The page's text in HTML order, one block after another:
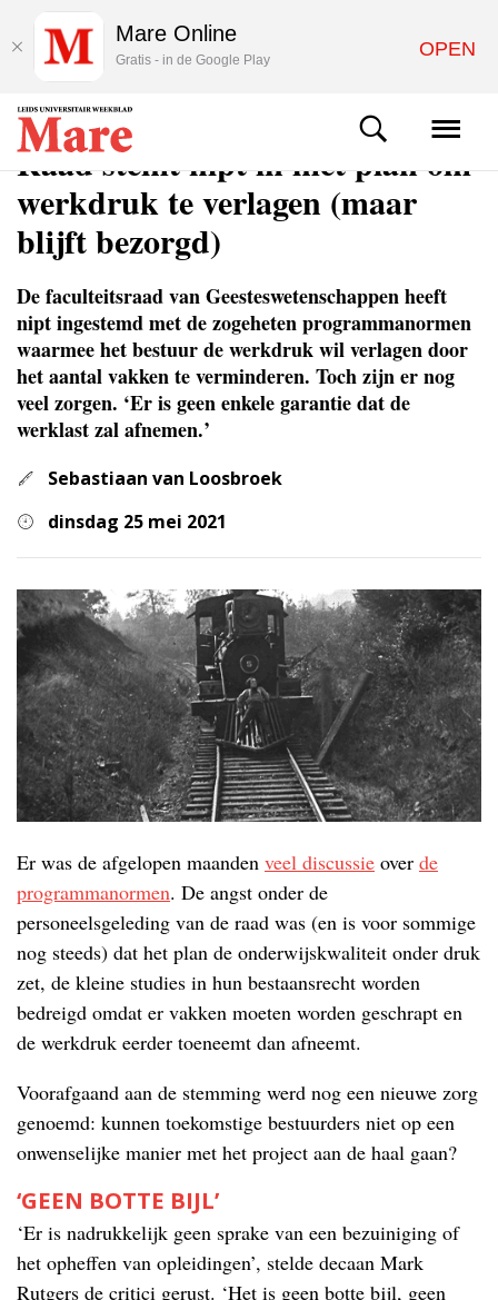
NIEUWS
Raad stemt nipt in met plan om
werkdruk te verlagen (maar
blijft bezorgd)
De faculteitsraad van Geesteswetenschappen heeft
nipt ingestemd met de zogeheten programmanormen
waarmee het bestuur de werkdruk wil verlagen door
het aantal vakken te verminderen. Toch zijn er nog
veel zorgen. ‘Er is geen enkele garantie dat de
werklast zal afnemen.’
Sebastiaan van Loosbroek
dinsdag 25 mei 2021
Er was de afgelopen maanden veel discussie over de
programmanormen. De angst onder de
personeelsgeleding van de raad was (en is voor sommige
nog steeds) dat het plan de onderwijskwaliteit onder druk
zet, de kleine studies in hun bestaansrecht worden
bedreigd omdat er vakken moeten worden geschrapt en
de werkdruk eerder toeneemt dan afneemt.
Voorafgaand aan de stemming werd nog een nieuwe zorg
genoemd: kunnen toekomstige bestuurders niet op een
onwenselijke manier met het project aan de haal gaan?
‘GEEN BOTTE BIJL’
‘Er is nadrukkelijk geen sprake van een bezuiniging of
het opheffen van opleidingen’, stelde decaan Mark
Rutgers de critici gerust. ‘Het is geen botte bijl, geen
Mare Online
Gratis - in de Google Play OPEN